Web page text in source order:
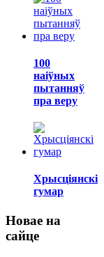
100
наіўных
пытанняў
пра веру
Хрысціянскі
гумар
Новае на
сайце